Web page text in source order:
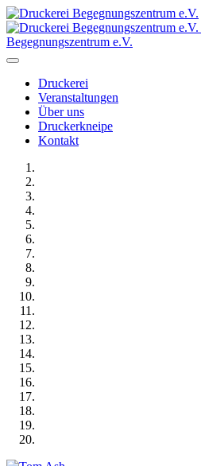
Begegnungszentrum e.V.
Druckerei
Veranstaltungen
Über uns
Druckerkneipe
Kontakt